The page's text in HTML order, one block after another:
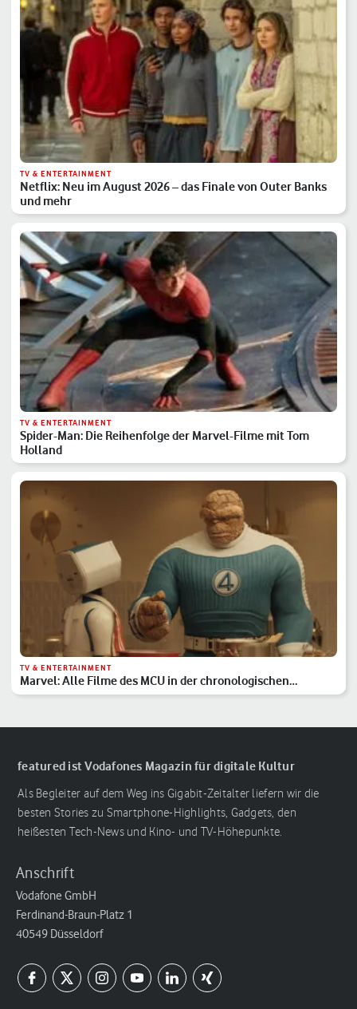
TV & ENTERTAINMENT
Netflix: Neu im August 2026 – das Finale von Outer Banks
und mehr
TV & ENTERTAINMENT
Spider-Man: Die Reihenfolge der Marvel-Filme mit Tom
Holland
TV & ENTERTAINMENT
Marvel: Alle Filme des MCU in der chronologischen
Reihenfolge
featured ist Vodafones Magazin für digitale Kultur
Als Begleiter auf dem Weg ins Gigabit-Zeitalter liefern wir die
besten Stories zu Smartphone-Highlights, Gadgets, den
heißesten Tech-News und Kino- und TV-Höhepunkte.
Anschrift
Vodafone GmbH
Ferdinand-Braun-Platz 1
40549 Düsseldorf